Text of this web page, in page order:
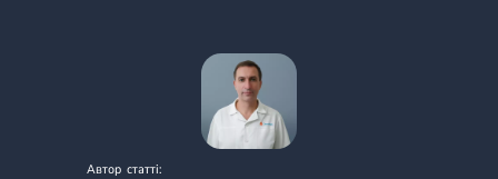
Автор статті: